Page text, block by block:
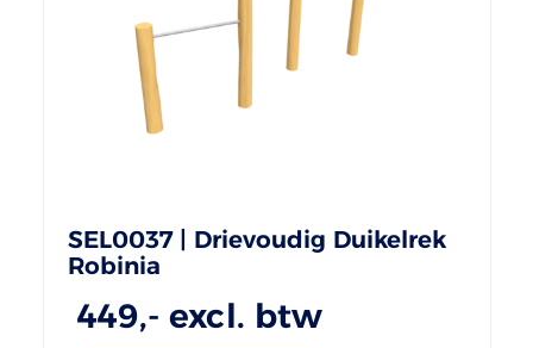
SEL0037 | Drievoudig Duikelrek
Robinia
449,- excl. btw